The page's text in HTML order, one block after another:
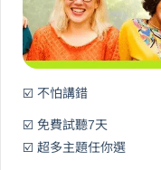
☑️ 不怕講錯
☑️ 免費試聽7天
☑️ 超多主題任你選